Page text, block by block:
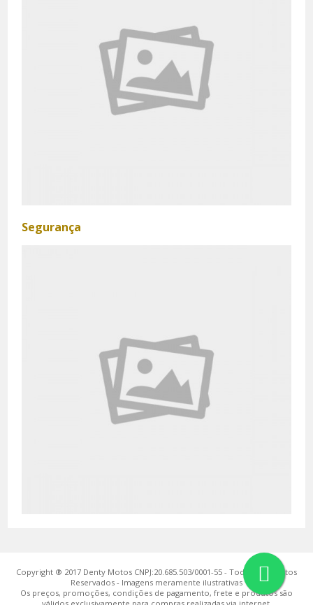
Segurança
Copyright ® 2017 Denty Motos CNPJ:20.685.503/0001-55 - Todos os Direitos
Reservados - Imagens meramente ilustrativas
Os preços, promoções, condições de pagamento, frete e produtos são